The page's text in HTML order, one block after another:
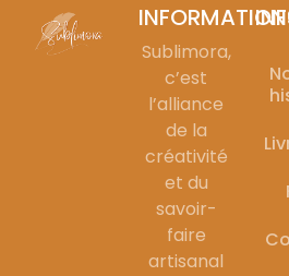
Sublimora,
c’est
l’alliance
de la
créativité
et du
savoir-
faire
artisanal